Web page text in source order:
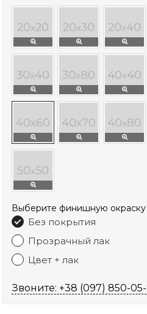
Выберите финишную окраску
Без покрытия
Прозрачный лак
Цвет + лак
Звоните: +38 (097) 850-